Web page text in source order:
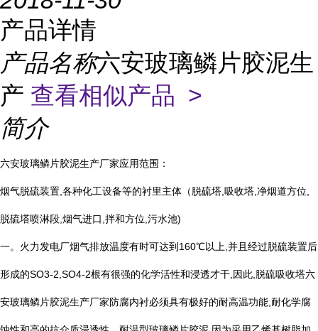
产品详情
产品名称六安玻璃鳞片胶泥生
产 查看相似产品 >
简介
六安玻璃鳞片胶泥生产厂家应用范围：
烟气脱硫装置 各种化工设备等的衬里主体（脱硫塔 吸收塔 净烟道方位
脱硫塔喷淋段 烟气进口 拌和方位 污水池)
一。火力发电厂烟气排放温度有时可达到 160℃以上 并且经过脱硫装置后
形成的SO3-2,SO4-2根有很强的化学活性和浸透才干 因此 脱硫吸收塔六
安玻璃鳞片胶泥生产厂家防腐内衬必须具有极好的耐高温功能 耐化学腐